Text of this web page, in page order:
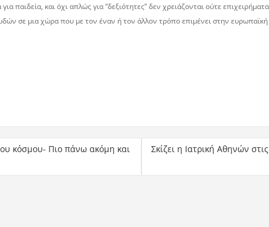
παιδεία, και όχι απλώς για “δεξιότητες” δεν χρειάζονται ούτε
σε μια χώρα που με τον έναν ή τον άλλον τρόπο επιμένει στην ευρωπαϊκή
κόσμου- Πιο πάνω ακόμη και
Σκίζει η Ιατρική Αθηνών